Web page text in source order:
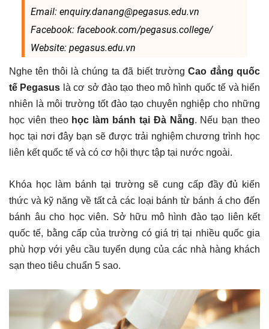
Email: enquiry.danang@pegasus.edu.vn
Facebook: facebook.com/pegasus.college/
Website: pegasus.edu.vn
Nghe tên thôi là chúng ta đã biết trườngCao đẳng quốc
tế Pegasus là cơ sở đào tạo theo mô hình quốc tế và hiển
nhiên là môi trường tốt đào tạo chuyên nghiệp cho những
học viên theo học làm bánh tại Đà Nẵng. Nếu bạn theo
học tại nơi đây bạn sẽ được trải nghiệm chương trình học
liên kết quốc tế và có cơ hội thực tập tại nước ngoài.
Khóa học làm bánh tại trường sẽ cung cấp đầy đủ kiến
thức và kỹ năng về tất cả các loại bánh từ bánh á cho đến
bánh âu cho học viên. Sở hữu mô hình đào tạo liên kết
quốc tế, bằng cấp của trường có giá trị tại nhiều quốc gia
phù hợp với yêu cầu tuyển dụng của các nhà hàng khách
sạn theo tiêu chuẩn 5 sao.